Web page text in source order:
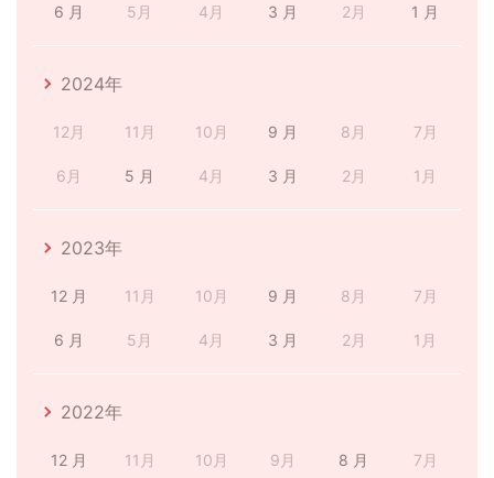
6 月 5月 4月 3 月 2月 1 月
2024年
12月 11月 10月 9 月 8月 7月
6月 5 月 4月 3 月 2月 1月
2023年
12 月 11月 10月 9 月 8月 7月
6 月 5月 4月 3 月 2月 1月
2022年
12 月 11月 10月 9月 8 月 7月